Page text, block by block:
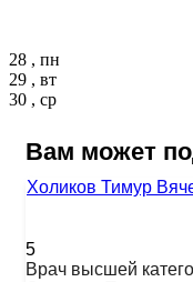
28 , пн
29 , вт
30 , ср
Вам может
Холиков Тимур
5
Врач высшей